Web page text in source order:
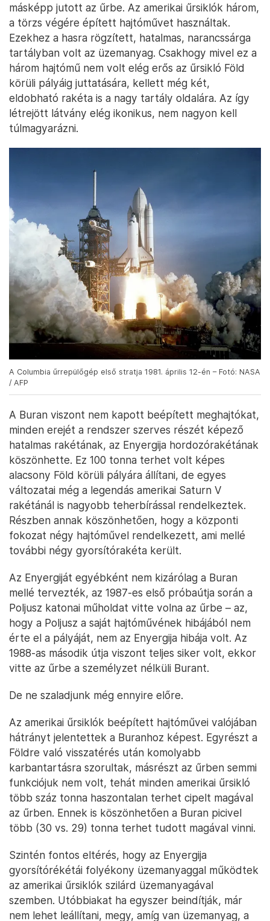
másképp jutott az űrbe. Az amerikai űrsiklók három,
a törzs végére épített hajtóművet használtak.
Ezekhez a hasra rögzített, hatalmas, narancssárga
tartályban volt az üzemanyag. Csakhogy mivel ez a
három hajtómű nem volt elég erős az űrsikló Föld
körüli pályáig juttatására, kellett még két,
eldobható rakéta is a nagy tartály oldalára. Az így
létrejött látvány elég ikonikus, nem nagyon kell
túlmagyarázni.
A Columbia űrrepülőgép első stratja 1981. április 12-én – Fotó: NASA
/ AFP
A Buran viszont nem kapott beépített meghajtókat,
minden erejét a rendszer szerves részét képező
hatalmas rakétának, az Enyergija hordozórakétának
köszönhette. Ez 100 tonna terhet volt képes
alacsony Föld körüli pályára állítani, de egyes
változatai még a legendás amerikai Saturn V
rakétánál is nagyobb teherbírással rendelkeztek.
Részben annak köszönhetően, hogy a központi
fokozat négy hajtóművel rendelkezett, ami mellé
további négy gyorsítórakéta került.
Az Enyergiját egyébként nem kizárólag a Buran
mellé tervezték, az 1987-es első próbaútja során a
Poljusz katonai műholdat vitte volna az űrbe – az,
hogy a Poljusz a saját hajtóművének hibájából nem
érte el a pályáját, nem az Enyergija hibája volt. Az
1988-as második útja viszont teljes siker volt, ekkor
vitte az űrbe a személyzet nélküli Burant.
De ne szaladjunk még ennyire előre.
Az amerikai űrsiklók beépített hajtóművei valójában
hátrányt jelentettek a Buranhoz képest. Egyrészt a
Földre való visszatérés után komolyabb
karbantartásra szorultak, másrészt az űrben semmi
funkciójuk nem volt, tehát minden amerikai űrsikló
több száz tonna haszontalan terhet cipelt magával
az űrben. Ennek is köszönhetően a Buran picivel
több (30 vs. 29) tonna terhet tudott magával vinni.
Szintén fontos eltérés, hogy az Enyergija
gyorsítórékétái folyékony üzemanyaggal működtek
az amerikai űrsiklók szilárd üzemanyagával
szemben. Utóbbiakat ha egyszer beindítják, már
nem lehet leállítani, megy, amíg van üzemanyag, a